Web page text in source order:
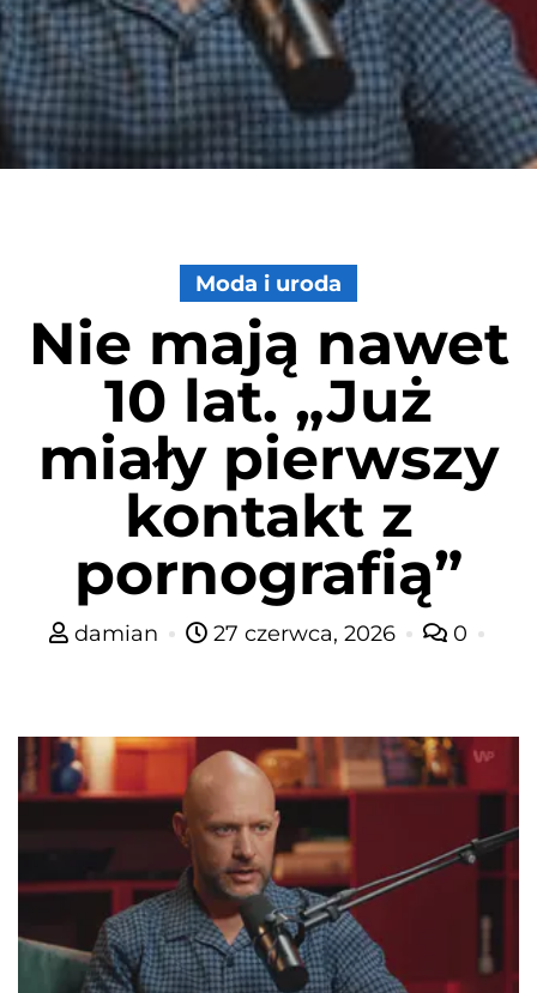
Moda i uroda
Nie mają nawet
10 lat. „Już
miały pierwszy
kontakt z
pornografią”
damian 27 czerwca, 2026 0